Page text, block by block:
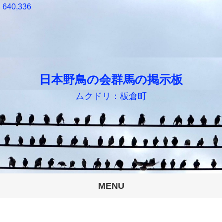
日本野鳥の会群馬の掲示板
ムクドリ：板倉町
MENU
640,336